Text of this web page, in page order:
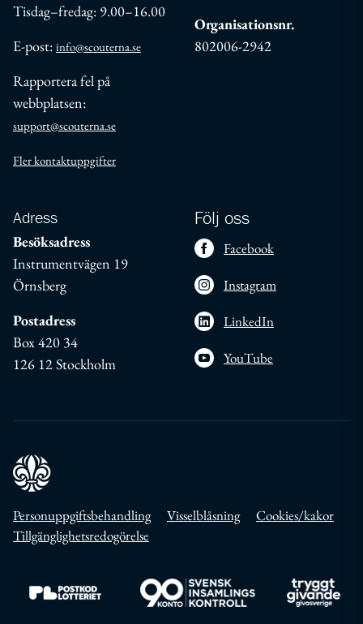
Tisdag–fredag: 9.00–16.00
E-post: info@scouterna.se
Rapportera fel på
webbplatsen:
support@scouterna.se
Fler kontaktuppgifter
Organisationsnr.
802006-2942
Adress
Besöksadress
Instrumentvägen 19
Örnsberg
Postadress
Box 420 34
126 12 Stockholm
Följ oss
Facebook
Instagram
LinkedIn
YouTube
Personuppgiftsbehandling Visselblåsning
Cookies/kakor
Tillgänglighetsredogörelse
Till https://www.postkodlotteriet.se/Till https://www.insamlingskontroll.se/
Till https://